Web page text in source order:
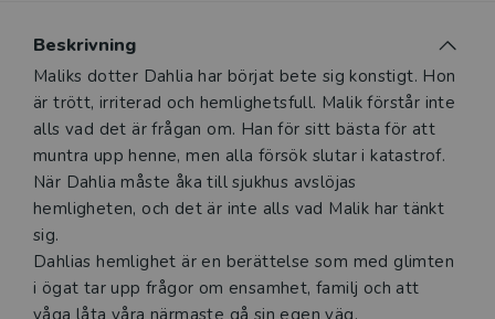
Beskrivning
Maliks dotter Dahlia har börjat bete sig konstigt. Hon
är trött, irriterad och hemlighetsfull. Malik förstår inte
alls vad det är frågan om. Han för sitt bästa för att
muntra upp henne, men alla försök slutar i katastrof.
När Dahlia måste åka till sjukhus avslöjas
hemligheten, och det är inte alls vad Malik har tänkt
sig.
Dahlias hemlighet är en berättelse som med glimten
i ögat tar upp frågor om ensamhet, familj och att
våga låta våra närmaste gå sin egen väg.